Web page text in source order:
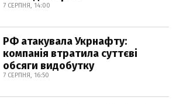
7 СЕРПНЯ, 14:00
РФ атакувала Укрнафту:
компанія втратила суттєві
обсяги видобутку
7 СЕРПНЯ, 16:50